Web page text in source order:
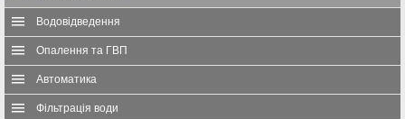
Водовідведення
Опалення та ГВП
Автоматика
Фільтрація води